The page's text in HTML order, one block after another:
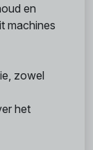
en
machines
zowel
het